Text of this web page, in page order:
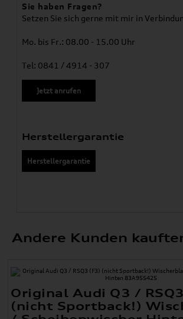
Sie haben Fragen?
Setzen Sie sich gerne mit mir in
Mo. bis Fr.: 08.00 - 15.00 Uhr
Tel: 0841 / 4914 - 307
Jetzt anrufen
Herstellergarantie
Herstellergarantie
Andere Kunden
Original Audi Q3 /
(nicht Sportback!)